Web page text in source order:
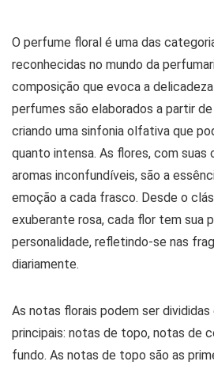
O perfume floral é uma das
reconhecidas no mundo da
composição que evoca a
perfumes são elaborados a partir
criando uma sinfonia olfativa que
quanto intensa. As flores, com suas
aromas inconfundíveis, são a
emoção a cada frasco. Desde o
exuberante rosa, cada flor tem sua
personalidade, refletindo-se nas
diariamente.
As notas florais podem ser
principais: notas de topo, notas de
fundo. As notas de topo são as